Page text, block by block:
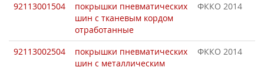
92113001504
покрышки пневматических
шин с тканевым кордом
отработанные
ФККО 2014
92113002504
покрышки пневматических
шин с металлическим
ФККО 2014